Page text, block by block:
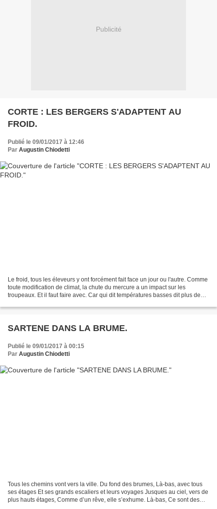
Publicité
CORTE : LES BERGERS S'ADAPTENT AU
FROID.
Publié le 09/01/2017 à 12:46
Par Augustin Chiodetti
Le froid, tous les éleveurs y ont forcément fait face un jour ou l'autre. Comme
toute modification de climat, la chute du mercure a un impact sur les
troupeaux. Et il faut faire avec. Car qui dit températures basses dit plus de
SARTENE DANS LA BRUME.
Publié le 09/01/2017 à 00:15
Par Augustin Chiodetti
Tous les chemins vont vers la ville. Du fond des brumes, Là-bas, avec tous
ses étages Et ses grands escaliers et leurs voyages Jusques au ciel, vers de
plus hauts étages, Comme d’un rêve, elle s’exhume. Là-bas, Ce sont des